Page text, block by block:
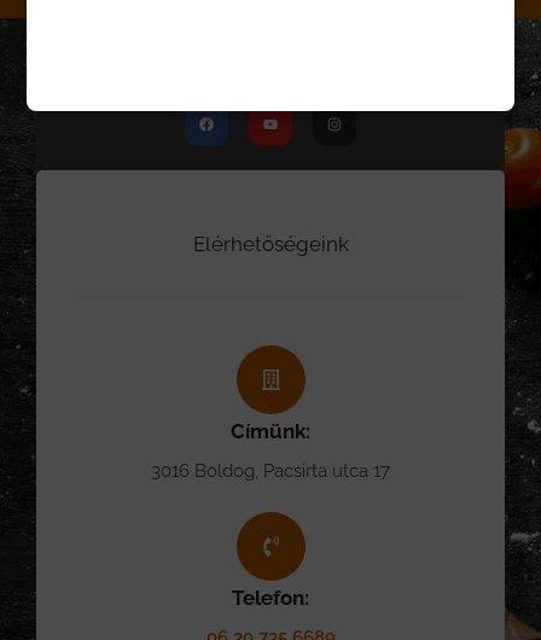
Elérhetőségeink
Címünk:
3016 Boldog, Pacsirta utca 17
Telefon: